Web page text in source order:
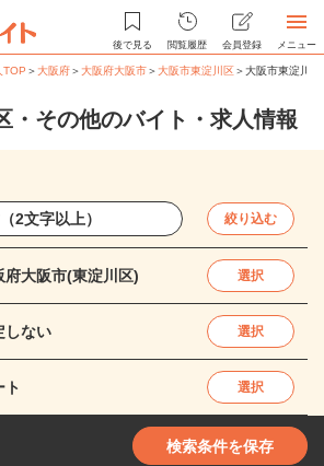
後で見る 閲覧履歴 会員登録 メニュー
TOP ＞大阪府＞大阪府大阪市＞大阪市東淀川区＞大阪市東淀川
・その他のバイト・求人情報
絞り込む
府大阪市(東淀川区) 選択
しない 選択
ト 選択
検索条件を保存